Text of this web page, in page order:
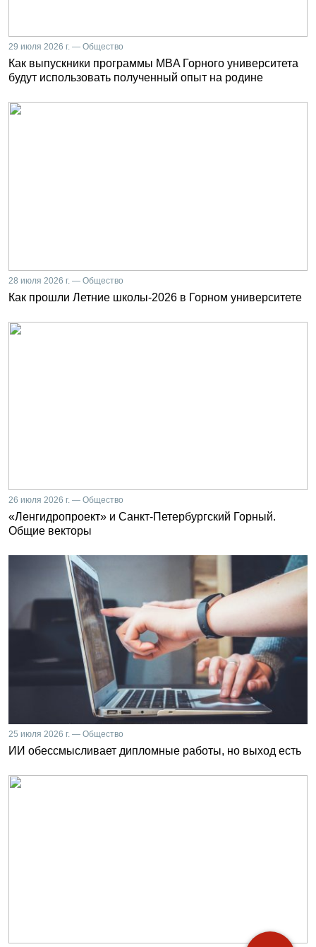
29 июля 2026 г. — Общество
Как выпускники программы MBA Горного университета
будут использовать полученный опыт на родине
28 июля 2026 г. — Общество
Как прошли Летние школы-2026 в Горном университете
26 июля 2026 г. — Общество
«Ленгидропроект» и Санкт-Петербургский Горный.
Общие векторы
25 июля 2026 г. — Общество
ИИ обессмысливает дипломные работы, но выход есть